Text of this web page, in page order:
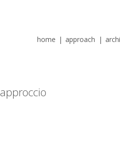
home | approach |
approccio